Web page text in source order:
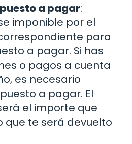
a pagar:
imponible por el
para
a pagar. Si has
o pagos a cuenta
es necesario
a pagar. El
el importe que
que te será devuelto